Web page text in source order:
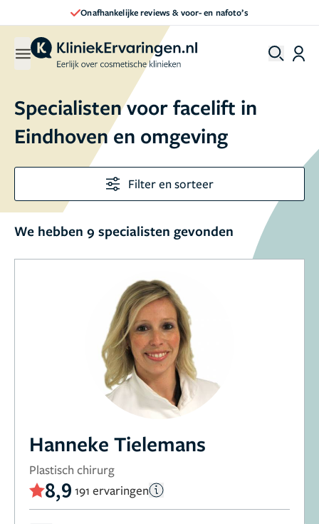
voor- en nafoto’s Direct een afspraak
Specialisten voor facelift in
Eindhoven en omgeving
Filter en sorteer
We hebben 9 specialisten gevonden
Hanneke Tielemans
Plastisch chirurg
8,9 191 ervaringen